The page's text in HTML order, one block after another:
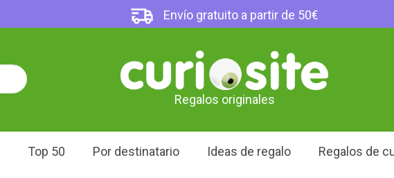
Envío gratuito a partir de 50€
Regalos originales
Top 50 Por destinatario Ideas de regalo Regalos de